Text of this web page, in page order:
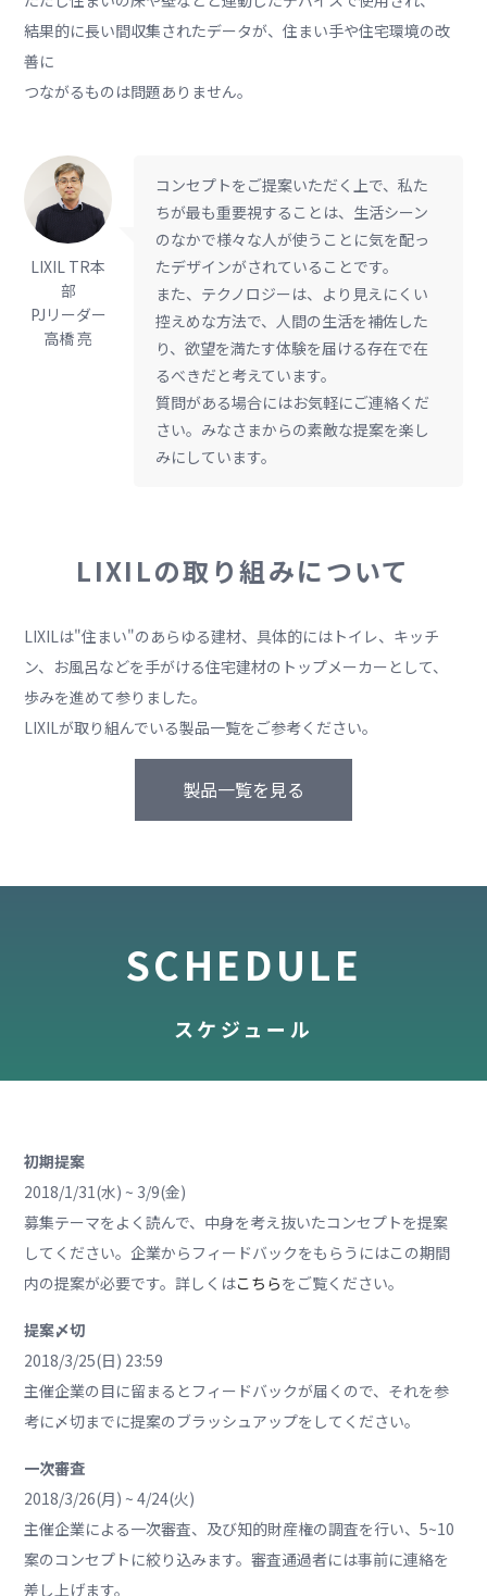
結果的に長い間収集されたデータが、住まい手や住宅環境の改
善に
つながるものは問題ありません。
LIXIL TR本
部
PJリーダー
高橋 亮
コンセプトをご提案いただく上で、私た
ちが最も重要視することは、生活シーン
のなかで様々な人が使うことに気を配っ
たデザインがされていることです。
また、テクノロジーは、より見えにくい
控えめな方法で、人間の生活を補佐した
り、欲望を満たす体験を届ける存在で在
るべきだと考えています。
質問がある場合にはお気軽にご連絡くだ
さい。みなさまからの素敵な提案を楽し
みにしています。
LIXILの取り組みについて
LIXILは"住まい"のあらゆる建材、具体的にはトイレ、キッチ
ン、お風呂などを手がける住宅建材のトップメーカーとして、
歩みを進めて参りました。
LIXILが取り組んでいる製品一覧をご参考ください。
製品一覧を見る
SCHEDULE
スケジュール
初期提案
2018/1/31(水) ~ 3/9(金)
募集テーマをよく読んで、中身を考え抜いたコンセプトを提案
してください。企業からフィードバックをもらうにはこの期間
内の提案が必要です。詳しくはこちらをご覧ください。
提案〆切
2018/3/25(日) 23:59
主催企業の目に留まるとフィードバックが届くので、それを参
考に〆切までに提案のブラッシュアップをしてください。
一次審査
2018/3/26(月) ~ 4/24(火)
主催企業による一次審査、及び知的財産権の調査を行い、5~10
案のコンセプトに絞り込みます。審査通過者には事前に連絡を
差し上げます。